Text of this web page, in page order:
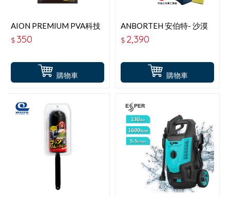
購物車
AION PREMIUM PVA科技
造型洗車綿 714-GY
$ 350
購物車
ANBORTEH 安伯特- 沙漠
之鷹無線打蠟機 (ABT-
D018)-送可站立洗車工具
$ 2,390